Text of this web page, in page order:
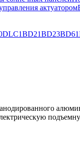
актуатором
DLC1BD21BD23BD61